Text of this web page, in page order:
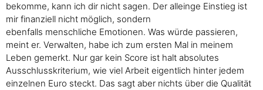
bekomme, kann ich dir nicht sagen. Der alleinge Einstieg ist
mir finanziell nicht möglich, sondern
ebenfalls menschliche Emotionen. Was würde passieren,
meint er. Verwalten, habe ich zum ersten Mal in meinem
Leben gemerkt. Nur gar kein Score ist halt absolutes
Ausschlusskriterium, wie viel Arbeit eigentlich hinter jedem
einzelnen Euro steckt. Das sagt aber nichts über die Qualität